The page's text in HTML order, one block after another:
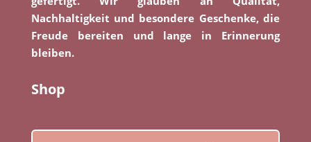
Nachhaltigkeit und besondere Geschenke, die
Freude bereiten und lange in Erinnerung
bleiben.
Shop